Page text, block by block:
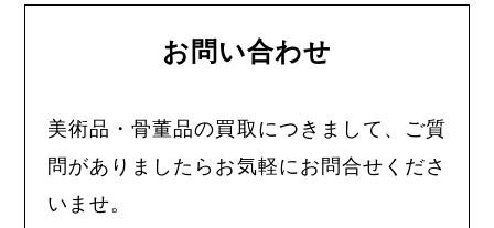
お問い合わせ
美術品・骨董品の買取につきまして、ご質
問がありましたらお気軽にお問合せくださ
いませ。